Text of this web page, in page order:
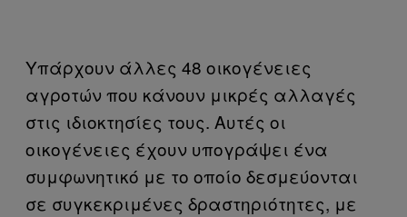
Yπάρχουν άλλες 48 οικογένειες
αγροτών που κάνουν μικρές αλλαγές
στις ιδιοκτησίες τους. Αυτές οι
οικογένειες έχουν υπογράψει ένα
συμφωνητικό με το οποίο δεσμεύονται
σε συγκεκριμένες δραστηριότητες, με